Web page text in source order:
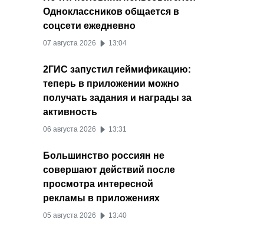
Одноклассников общается в
соцсети ежедневно
07 августа 2026 13:04
2ГИС запустил геймификацию:
теперь в приложении можно
получать задания и награды за
активность
06 августа 2026 13:31
Большинство россиян не
совершают действий после
просмотра интересной
рекламы в приложениях
05 августа 2026 13:40